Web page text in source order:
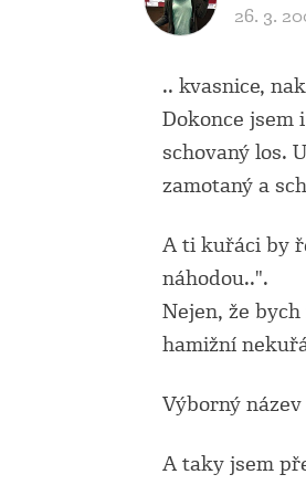
26. 3.
.. kvasnice,
Dokonce jsem
schovaný los.
zamotaný a
A ti kuřáci by
náhodou..".
Nejen, že
hamižní
Výborný
A taky jsem